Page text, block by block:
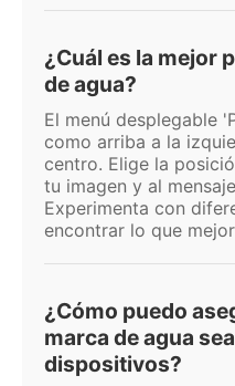
¿Cuál es la mejor
de agua?
El menú desplegable
como arriba a la
centro. Elige la
tu imagen y al
Experimenta con
encontrar lo que
¿Cómo puedo
marca de agua
dispositivos?